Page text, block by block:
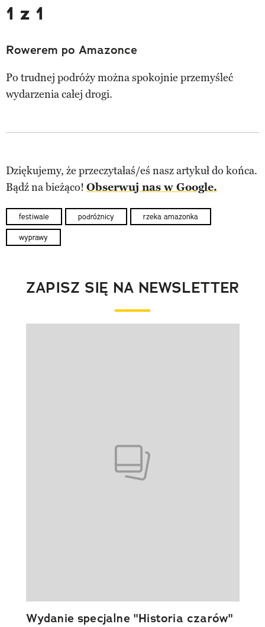
1 z 1
Rowerem po Amazonce
Po trudnej podróży można spokojnie przemyśleć
wydarzenia całej drogi.
Dziękujemy, że przeczytałaś/eś nasz artykuł do końca.
Bądź na bieżąco! Obserwuj nas w Google.
festiwale podróżnicy rzeka amazonka
wyprawy
ZAPISZ SIĘ NA NEWSLETTER
Wydanie specjalne "Historia czarów"